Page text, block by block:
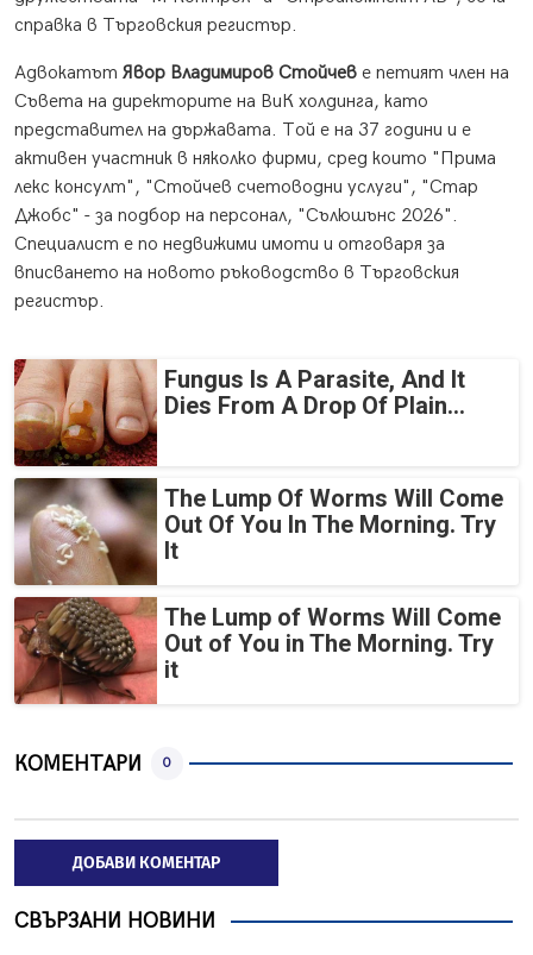
справка в Търговския регистър.
Адвокатът Явор Владимиров Стойчев е петият член на
Съвета на директорите на ВиК холдинга, като
представител на държавата. Той е на 37 години и е
активен участник в няколко фирми, сред които "Прима
лекс консулт", "Стойчев счетоводни услуги", "Стар
Джобс" - за подбор на персонал, "Сълюшънс 2026".
Специалист е по недвижими имоти и отговаря за
вписването на новото ръководство в Търговския
регистър.
Fungus Is A Parasite, And It
Dies From A Drop Of Plain...
The Lump Of Worms Will Come
Out Of You In The Morning. Try
It
The Lump of Worms Will Come
Out of You in The Morning. Try
it
КОМЕНТАРИ 0
ДОБАВИ КОМЕНТАР
СВЪРЗАНИ НОВИНИ